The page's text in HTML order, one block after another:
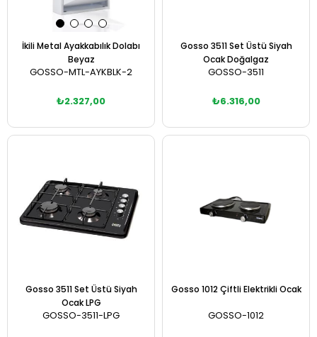
İkili Metal Ayakkabılık Dolabı
Beyaz
GOSSO-MTL-AYKBLK-2
₺2.327,00
Gosso 3511 Set Üstü Siyah
Ocak Doğalgaz
GOSSO-3511
₺6.316,00
Gosso 3511 Set Üstü Siyah
Ocak LPG
GOSSO-3511-LPG
Gosso 1012 Çiftli Elektrikli Ocak
GOSSO-1012